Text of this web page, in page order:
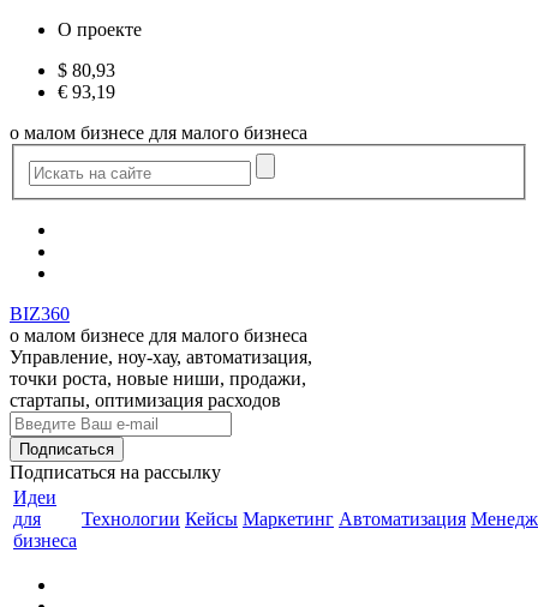
О проекте
$ 80,93
€ 93,19
о малом бизнесе для малого бизнеса
BIZ360
о малом бизнесе для малого бизнеса
Управление, ноу-хау, автоматизация,
точки роста, новые ниши, продажи,
стартапы, оптимизация расходов
Подписаться на рассылку
Идеи
для
бизнеса
Технологии Кейсы Маркетинг Автоматизация